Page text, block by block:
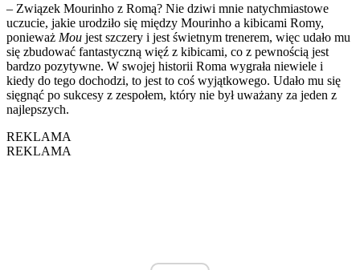
– Związek Mourinho z Romą? Nie dziwi mnie natychmiastowe
uczucie, jakie urodziło się między Mourinho a kibicami Romy,
ponieważ Mou jest szczery i jest świetnym trenerem, więc udało mu
się zbudować fantastyczną więź z kibicami, co z pewnością jest
bardzo pozytywne. W swojej historii Roma wygrała niewiele i
kiedy do tego dochodzi, to jest to coś wyjątkowego. Udało mu się
sięgnąć po sukcesy z zespołem, który nie był uważany za jeden z
najlepszych.
REKLAMA
REKLAMA